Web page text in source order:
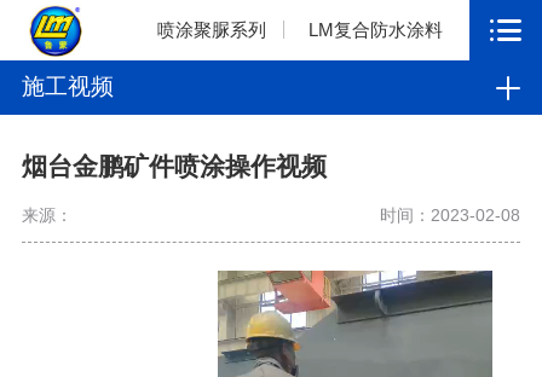
喷涂聚脲系列 LM复合防水涂料
施工视频
烟台金鹏矿件喷涂操作视频
来源： 时间：2023-02-08